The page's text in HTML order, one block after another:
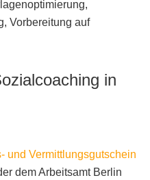
Vorbereitung auf
in
und Vermittlungsgutschein
dem Arbeitsamt Berlin